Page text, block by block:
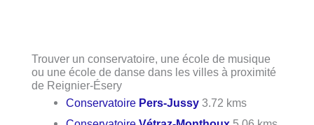
Trouver un conservatoire, une école de musique
ou une école de danse dans les villes à proximité
de Reignier-Ésery
Conservatoire Pers-Jussy 3.72 kms